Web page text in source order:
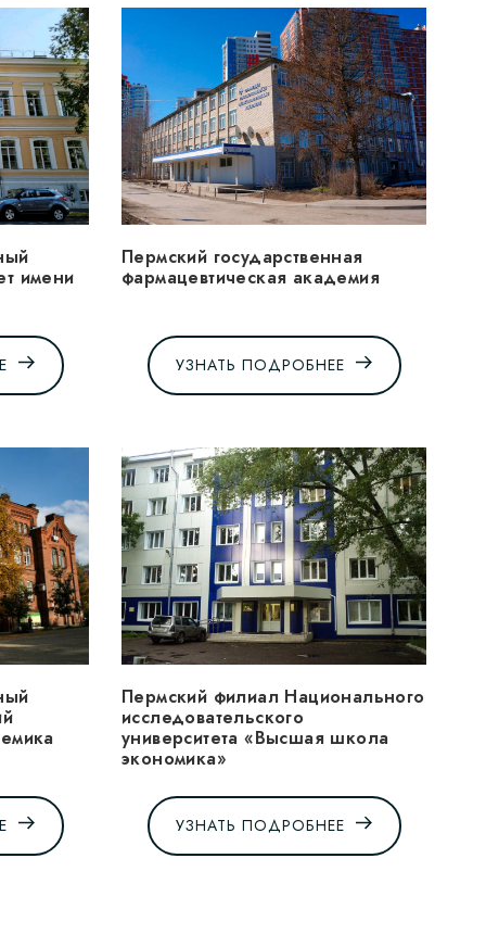
имени
Пермский государственная
фармацевтическая академия
УЗНАТЬ ПОДРОБНЕЕ
Пермский филиал Национального
исследовательского
университета «Высшая школа
экономика»
УЗНАТЬ ПОДРОБНЕЕ